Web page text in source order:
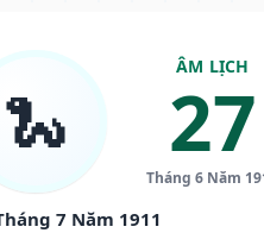
🐍
ÂM LỊCH
27
Tháng 6 Năm
7 Năm 1911